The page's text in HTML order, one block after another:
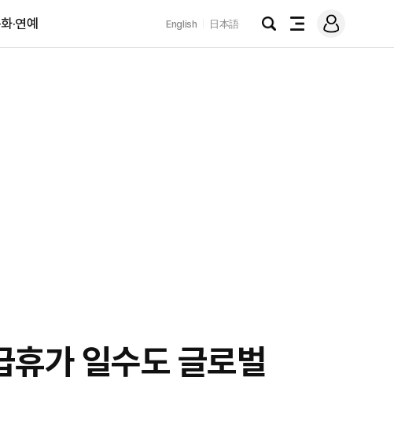
·연예 English 日本語
검
전
메
그
가 일수도 글로벌